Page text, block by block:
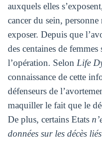
auxquels elles
cancer du sein,
exposer. Depuis que
des centaines de
l’opération. Selon Life
connaissance de cette
défenseurs de
maquiller le fait que le
De plus, certains Etats
données sur les décès